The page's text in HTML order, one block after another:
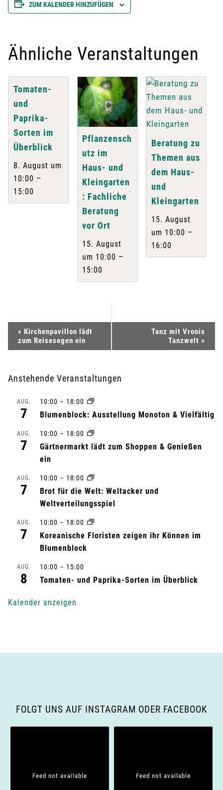
ZUM KALENDER HINZUFÜGEN
Ähnliche Veranstaltungen
Tomaten-
und
Paprika-
Sorten im
Überblick
8. August um
10:00 –
15:00
Pflanzensch
utz im
Haus- und
Kleingarten
: Fachliche
Beratung
vor Ort
15. August
um 10:00 –
15:00
Beratung zu
Themen aus
dem Haus-
und
Kleingarten
15. August
um 10:00 –
16:00
e
r
-
a
« Kirchenpavillon lädt
zum Reisesegen ein
Tanz mit Vronis
Tanzwelt »
Anstehende Veranstaltungen
AUG.
7
10:00 – 18:00
Blumenblock: Ausstellung Monoton & Vielfältig
AUG.
7
10:00 – 18:00
Gärtnermarkt lädt zum Shoppen & Genießen
ein
AUG.
7
10:00 – 18:00
Brot für die Welt: Weltacker und
Weltverteilungsspiel
AUG.
7
10:00 – 18:00
Koreanische Floristen zeigen ihr Können im
Blumenblock
AUG.
8
10:00 – 15:00
Tomaten- und Paprika-Sorten im Überblick
Kalender anzeigen
FOLGT UNS AUF INSTAGRAM ODER FACEBOOK
Feed not available Feed not available